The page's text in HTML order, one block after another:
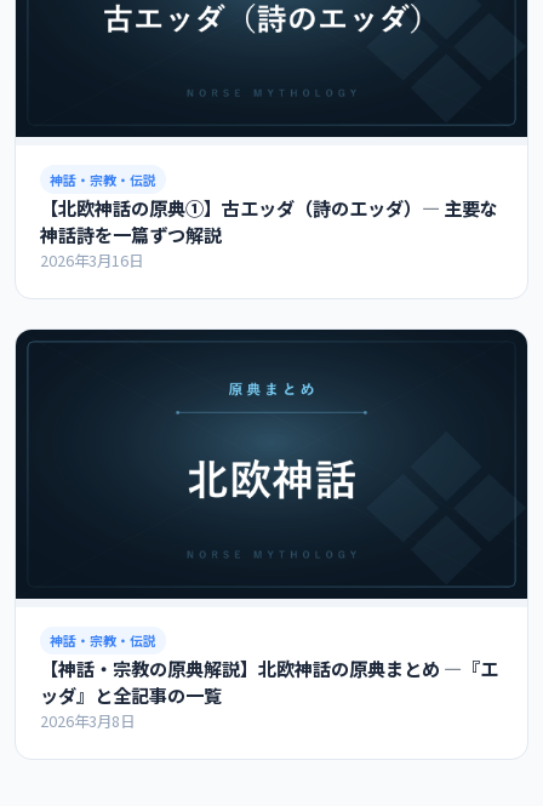
神話・宗教・伝説
【北欧神話の原典①】古エッダ（詩のエッダ）― 主要な
神話詩を一篇ずつ解説
2026年3月16日
神話・宗教・伝説
【神話・宗教の原典解説】北欧神話の原典まとめ ―『エ
ッダ』と全記事の一覧
2026年3月8日